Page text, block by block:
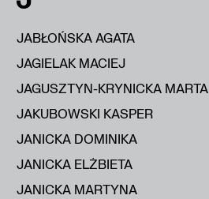
JABŁOŃSKA AGATA
JAGIELAK MACIEJ
JAGUSZTYN-KRYNICKA MARTA
JAKUBOWSKI KASPER
JANICKA DOMINIKA
JANICKA ELŻBIETA
JANICKA MARTYNA